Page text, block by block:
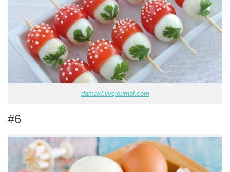
damaxl.livejournal.com
#6